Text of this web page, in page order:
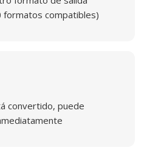
formatos compatibles)
convertido, puede